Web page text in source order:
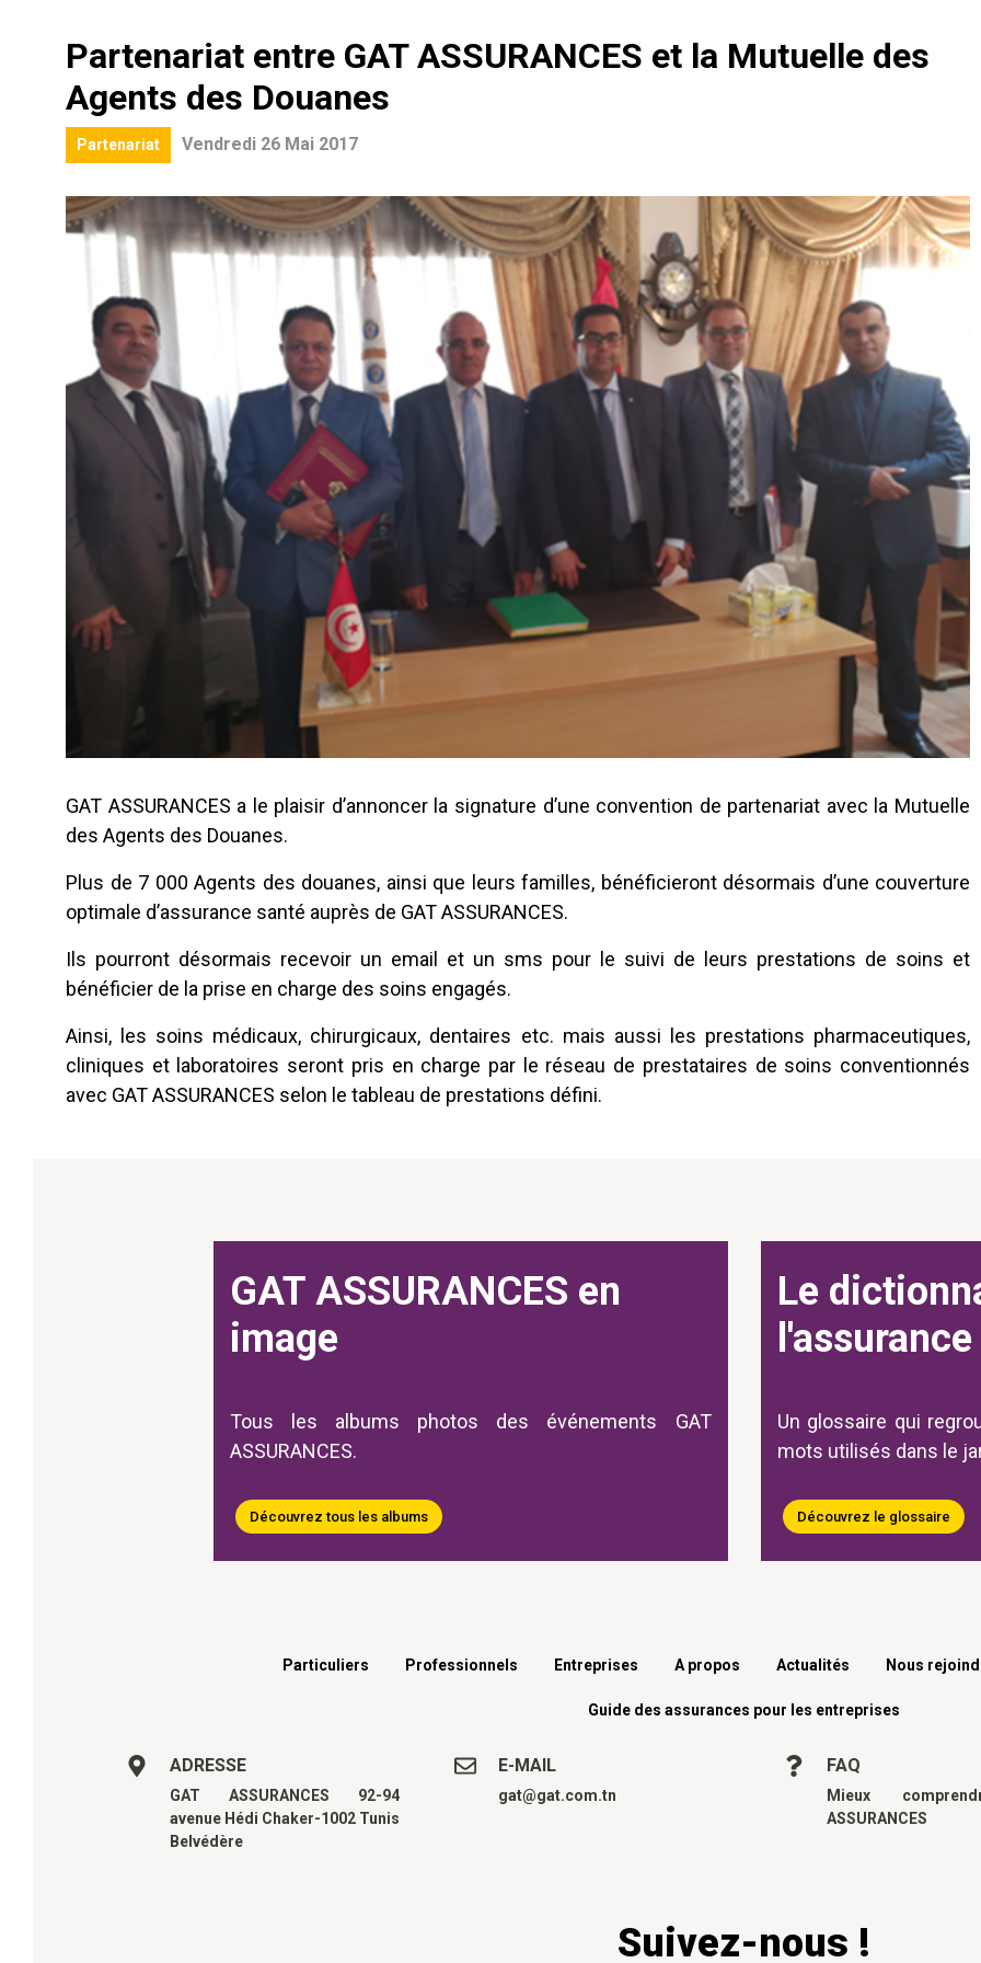
Partenariat entre GAT ASSURANCES et la Mutuelle des
Agents des Douanes
Partenariat Vendredi 26 Mai 2017
GAT ASSURANCES a le plaisir d’annoncer la signature d’une convention de partenariat avec la Mutuelle
des Agents des Douanes.
Plus de 7 000 Agents des douanes, ainsi que leurs familles, bénéficieront désormais d’une couverture
optimale d’assurance santé auprès de GAT ASSURANCES.
Ils pourront désormais recevoir un email et un sms pour le suivi de leurs prestations de soins et
bénéficier de la prise en charge des soins engagés.
Ainsi, les soins médicaux, chirurgicaux, dentaires etc. mais aussi les prestations pharmaceutiques,
cliniques et laboratoires seront pris en charge par le réseau de prestataires de soins conventionnés
avec GAT ASSURANCES selon le tableau de prestations défini.
GAT ASSURANCES en
image
Tous les albums photos des événements GAT
ASSURANCES.
Découvrez tous les albums
Le
l'assurance
Un glossaire qui
mots utilisés dans le
Découvrez le glossaire
Particuliers Professionnels Entreprises A propos Actualités Nous
Guide des assurances pour les entreprises
ADRESSE
GAT ASSURANCES 92-94
avenue Hédi Chaker-1002 Tunis
Belvédère
E-MAIL
gat@gat.com.tn
FAQ
Mieux
ASSURANCES
Suivez-nous !